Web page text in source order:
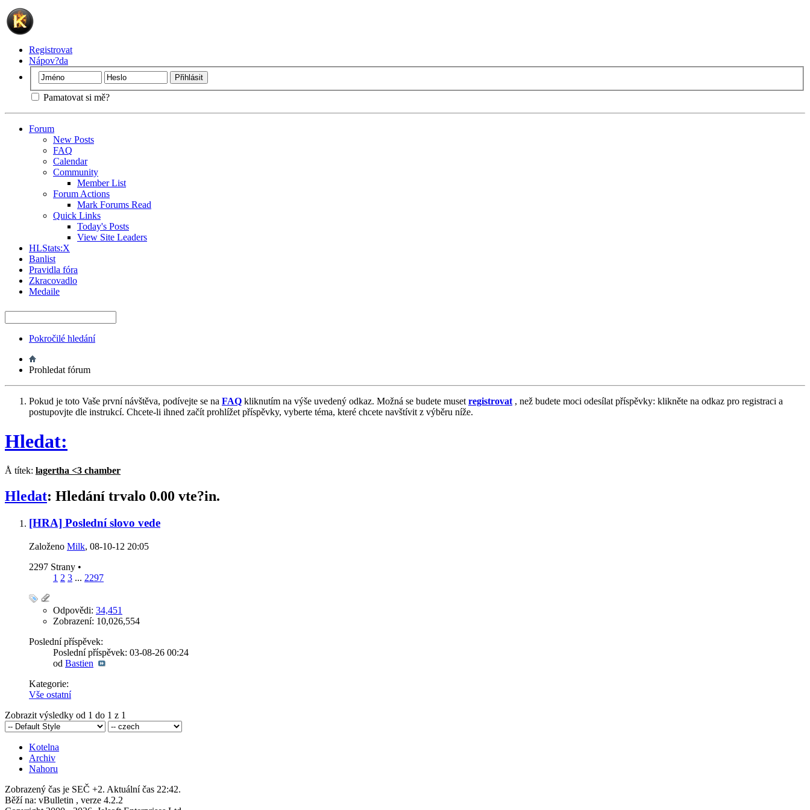
Registrovat
Nápov?da
Pamatovat si mě?
Forum
New Posts
FAQ
Calendar
Community
Member List
Forum Actions
Mark Forums Read
Quick Links
Today's Posts
View Site Leaders
HLStats:X
Banlist
Pravidla fóra
Zkracovadlo
Medaile
Pokročilé hledání
Prohledat fórum
Pokud je toto Vaše první návštěva, podívejte se na FAQ kliknutím na výše uvedený odkaz. Možná se budete muset registrovat , než budete moci odesílat příspěvky: klikněte na odkaz pro registraci a
postupovjte dle instrukcí. Chcete-li ihned začít prohlížet příspěvky, vyberte téma, které chcete navštívit z výběru níže.
Hledat:
Å títek: lagertha <3 chamber
Hledat: Hledání trvalo 0.00 vte?in.
[HRA] Poslední slovo vede
Založeno Milk‎, 08-10-12 20:05
2297 Strany •
1 2 3 ... 2297
Odpovědi: 34,451
Zobrazení: 10,026,554
Poslední příspěvek:
Poslední příspěvek: 03-08-26 00:24
od Bastien
Kategorie:
Vše ostatní
Zobrazit výsledky od 1 do 1 z 1
Kotelna
Archiv
Nahoru
Zobrazený čas je SEČ +2. Aktuální čas 22:42.
Běží na: vBulletin , verze 4.2.2